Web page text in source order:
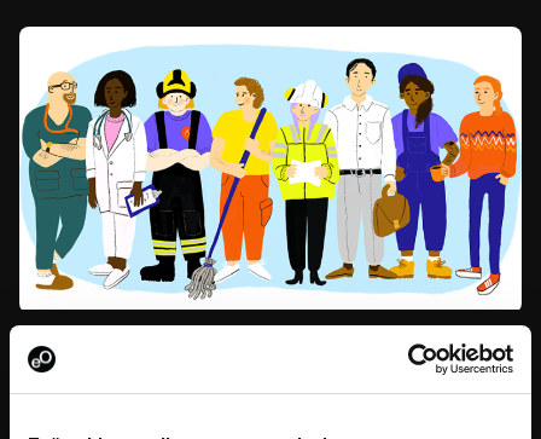
Sukupuolten tasa-arvo ja yhdenvertaisuus - Miksi
ja miten?